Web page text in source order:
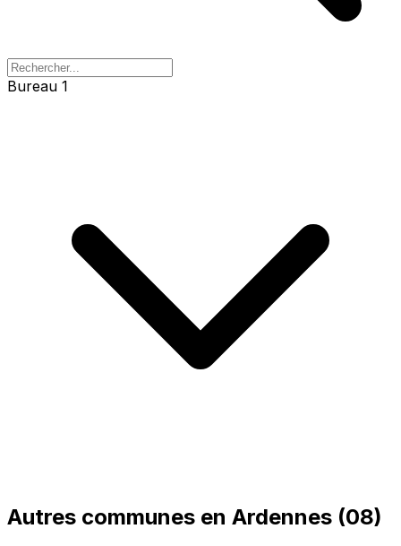
Bureau 1
Autres communes en Ardennes (08)